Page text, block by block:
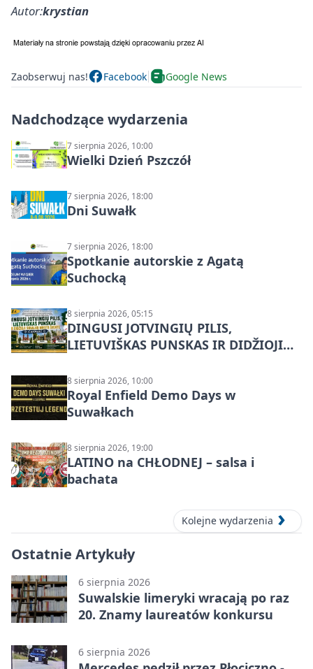
Autor:krystian
Zaobserwuj nas! Facebook Google News
Nadchodzące wydarzenia
7 sierpnia 2026, 10:00
Wielki Dzień Pszczół
7 sierpnia 2026, 18:00
Dni Suwałk
7 sierpnia 2026, 18:00
Spotkanie autorskie z Agatą
Suchocką
8 sierpnia 2026, 05:15
DINGUSI JOTVINGIŲ PILIS,
LIETUVIŠKAS PUNSKAS IR DIDŽIOJI
DZŪKIJOS – jednodienė kelionė
8 sierpnia 2026, 10:00
Royal Enfield Demo Days w
Suwałkach
8 sierpnia 2026, 19:00
LATINO na CHŁODNEJ – salsa i
bachata
Kolejne wydarzenia
Ostatnie Artykuły
6 sierpnia 2026
Suwalskie limeryki wracają po raz
20. Znamy laureatów konkursu
6 sierpnia 2026